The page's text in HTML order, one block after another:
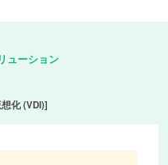
ューション
化 (VDI)]